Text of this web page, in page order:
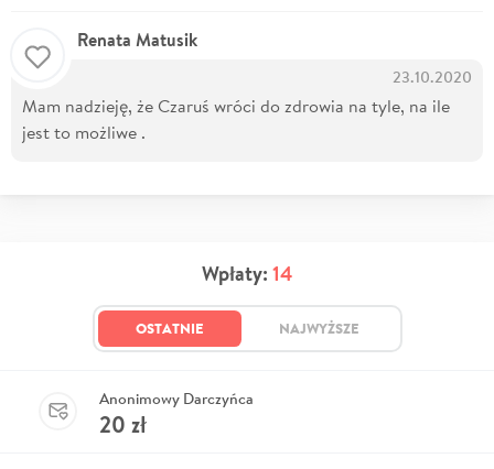
Renata Matusik
23.10.2020
Mam nadzieję, że Czaruś wróci do zdrowia na tyle, na ile
jest to możliwe .
Wpłaty: 14
OSTATNIE NAJWYŻSZE
Anonimowy Darczyńca
20 zł